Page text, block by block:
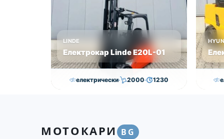
LINDE
Електрокар Linde Е20L-01
електрически 2000 1230
3145 2011 втора употреба
МОТОКАРИ BG